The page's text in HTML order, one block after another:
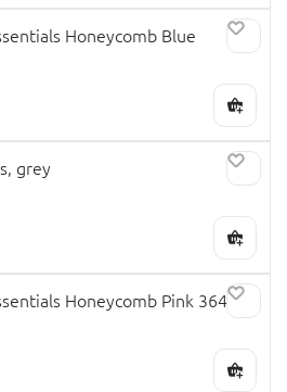
Honeycomb Blue
grey
Honeycomb Pink 364024